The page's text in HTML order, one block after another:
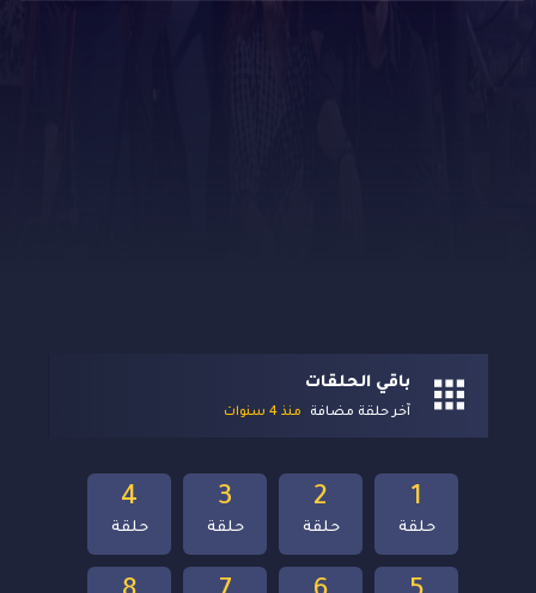
باقي الحلقات
آخر حلقة مضافة منذ 4 سنوات
4
حلقة
3
حلقة
2
حلقة
1
حلقة